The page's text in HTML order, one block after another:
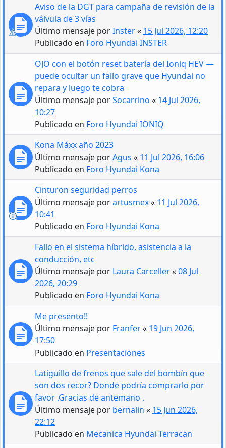
Aviso de la DGT para campaña de revisión de la
válvula de 3 vías
Último mensaje porInster« 15 Jul 2026, 12:20
Publicado en Foro Hyundai INSTER
OJO con el botón reset batería del Ioniq HEV —
puede ocultar un fallo grave que Hyundai no
repara y luego te cobra
Último mensaje porSocarrino « 14 Jul 2026,
10:27
Publicado en Foro Hyundai IONIQ
Kona Máxx año 2023
Último mensaje porAgus « 11 Jul 2026, 16:06
Publicado en Foro Hyundai Kona
Cinturon seguridad perros
Último mensaje porartusmex« 11 Jul 2026,
10:41
Publicado en Foro Hyundai Kona
Fallo en el sistema híbrido, asistencia a la
conducción, etc
Último mensaje por Laura Carceller«08 Jul
2026, 20:29
Publicado en Foro Hyundai Kona
Me presento!!
Último mensaje por Franfer« 19 Jun 2026,
17:50
Publicado en Presentaciones
Latiguillo de frenos que sale del bombín que
son dos recor? Donde podría comprarlo por
favor .Gracias de antemano .
Último mensaje por bernalin « 15 Jun 2026,
22:12
Publicado en Mecanica Hyundai Terracan